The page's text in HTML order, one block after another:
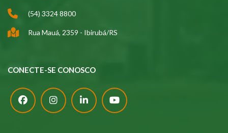
(54) 3324 8800
Rua Mauá, 2359 - Ibirubá/RS
CONECTE-SE CONOSCO